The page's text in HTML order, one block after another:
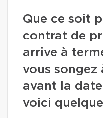
Que ce soit
contrat de
arrive à
vous songez
avant la date
voici